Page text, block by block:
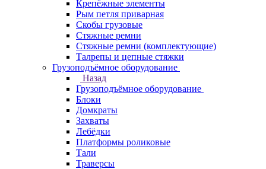
Крепёжные элементы
Рым петля приварная
Скобы грузовые
Стяжные ремни
Стяжные ремни (комплектующие)
Талрепы и цепные стяжки
Грузоподъёмное оборудование
Назад
Грузоподъёмное оборудование
Блоки
Домкраты
Захваты
Лебёдки
Платформы роликовые
Тали
Траверсы